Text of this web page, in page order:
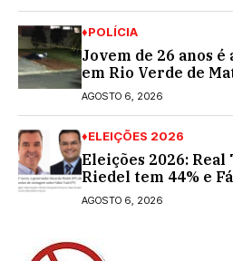
♦POLÍCIA
Jovem de 26 anos é
em Rio Verde de
procurado
AGOSTO 6, 2026
♦ELEIÇÕES 2026
Eleições 2026: Real
Riedel tem 44% e
turno para o
AGOSTO 6, 2026